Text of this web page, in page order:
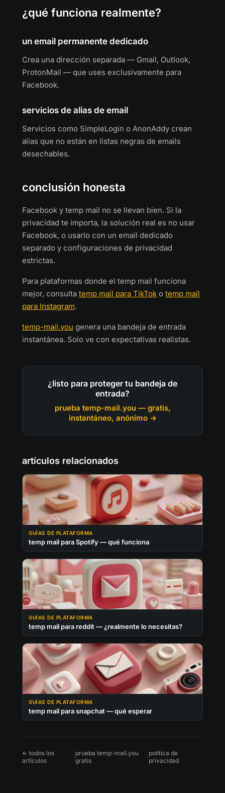
¿qué funciona realmente?
un email permanente dedicado
Crea una dirección separada — Gmail, Outlook,
ProtonMail — que uses exclusivamente para
Facebook.
servicios de alias de email
Servicios como SimpleLogin o AnonAddy crean
alias que no están en listas negras de emails
desechables.
conclusión honesta
Facebook y temp mail no se llevan bien. Si la
privacidad te importa, la solución real es no usar
Facebook, o usarlo con un email dedicado
separado y configuraciones de privacidad
estrictas.
Para plataformas donde el temp mail funciona
mejor, consulta temp mail para TikTok o temp mail
para Instagram.
temp-mail.you genera una bandeja de entrada
instantánea. Solo ve con expectativas realistas.
¿listo para proteger tu bandeja de
entrada?
prueba temp-mail.you — gratis,
instantáneo, anónimo →
artículos relacionados
GUÍAS DE PLATAFORMA
temp mail para Spotify — qué funciona
GUÍAS DE PLATAFORMA
temp mail para reddit — ¿realmente lo necesitas?
GUÍAS DE PLATAFORMA
temp mail para snapchat — qué esperar
← todos los
artículos
·prueba temp-mail.you
gratis
·política de
privacidad